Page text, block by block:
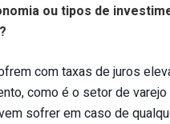
ou tipos de
com taxas de juros
como é o setor de
sofrer em caso de